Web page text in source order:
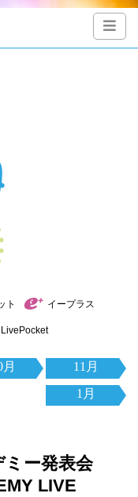
ト イープラス
LivePocket
月
11月
1月
ー発表会
LIVE